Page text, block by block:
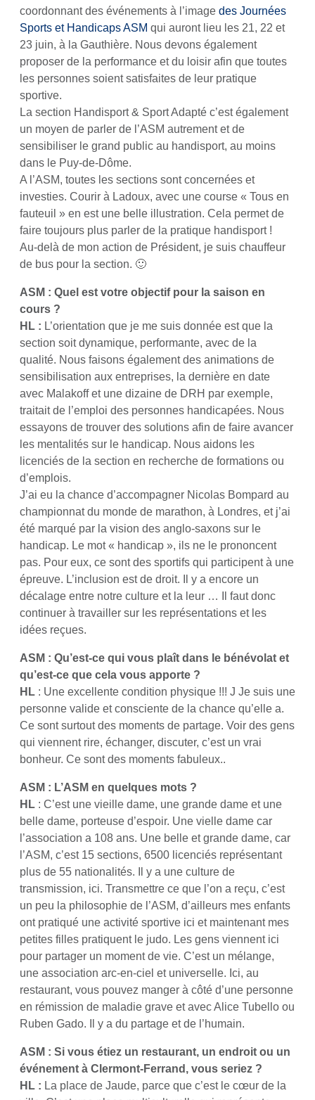
coordonnant des événements à l’image des Journées
Sports et Handicaps ASM qui auront lieu les 21, 22 et
23 juin, à la Gauthière. Nous devons également
proposer de la performance et du loisir afin que toutes
les personnes soient satisfaites de leur pratique
sportive.
La section Handisport & Sport Adapté c’est également
un moyen de parler de l’ASM autrement et de
sensibiliser le grand public au handisport, au moins
dans le Puy-de-Dôme.
A l’ASM, toutes les sections sont concernées et
investies. Courir à Ladoux, avec une course « Tous en
fauteuil » en est une belle illustration. Cela permet de
faire toujours plus parler de la pratique handisport !
Au-delà de mon action de Président, je suis chauffeur
de bus pour la section. 🙂
ASM : Quel est votre objectif pour la saison en
cours ?
HL : L’orientation que je me suis donnée est que la
section soit dynamique, performante, avec de la
qualité. Nous faisons également des animations de
sensibilisation aux entreprises, la dernière en date
avec Malakoff et une dizaine de DRH par exemple,
traitait de l’emploi des personnes handicapées. Nous
essayons de trouver des solutions afin de faire avancer
les mentalités sur le handicap. Nous aidons les
licenciés de la section en recherche de formations ou
d’emplois.
J’ai eu la chance d’accompagner Nicolas Bompard au
championnat du monde de marathon, à Londres, et j’ai
été marqué par la vision des anglo-saxons sur le
handicap. Le mot « handicap », ils ne le prononcent
pas. Pour eux, ce sont des sportifs qui participent à une
épreuve. L’inclusion est de droit. Il y a encore un
décalage entre notre culture et la leur … Il faut donc
continuer à travailler sur les représentations et les
idées reçues.
ASM : Qu’est-ce qui vous plaît dans le bénévolat et
qu’est-ce que cela vous apporte ?
HL : Une excellente condition physique !!! J Je suis une
personne valide et consciente de la chance qu’elle a.
Ce sont surtout des moments de partage. Voir des gens
qui viennent rire, échanger, discuter, c’est un vrai
bonheur. Ce sont des moments fabuleux..
ASM : L’ASM en quelques mots ?
HL : C’est une vieille dame, une grande dame et une
belle dame, porteuse d’espoir. Une vielle dame car
l’association a 108 ans. Une belle et grande dame, car
l’ASM, c’est 15 sections, 6500 licenciés représentant
plus de 55 nationalités. Il y a une culture de
transmission, ici. Transmettre ce que l’on a reçu, c’est
un peu la philosophie de l’ASM, d’ailleurs mes enfants
ont pratiqué une activité sportive ici et maintenant mes
petites filles pratiquent le judo. Les gens viennent ici
pour partager un moment de vie. C’est un mélange,
une association arc-en-ciel et universelle. Ici, au
restaurant, vous pouvez manger à côté d’une personne
en rémission de maladie grave et avec Alice Tubello ou
Ruben Gado. Il y a du partage et de l’humain.
ASM : Si vous étiez un restaurant, un endroit ou un
événement à Clermont-Ferrand, vous seriez ?
HL : La place de Jaude, parce que c’est le cœur de la